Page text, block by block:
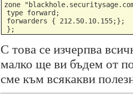
zone
type forward;
forwarders { 212.50.10.155;};
};
С това се изчерпва
малко ще ви бъдем от
сме към всякакви